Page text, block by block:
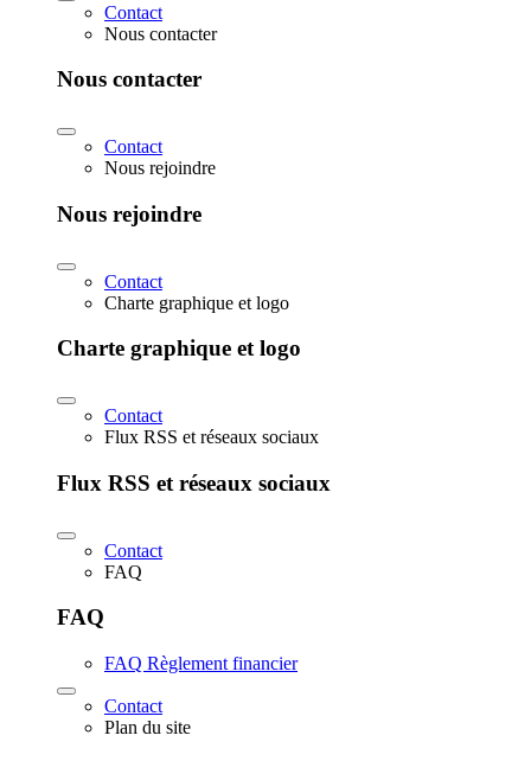
Contact
Nous contacter
Nous contacter
Contact
Nous rejoindre
Nous rejoindre
Contact
Charte graphique et logo
Charte graphique et logo
Contact
Flux RSS et réseaux sociaux
Flux RSS et réseaux sociaux
Contact
FAQ
FAQ
FAQ Règlement financier
Contact
Plan du site